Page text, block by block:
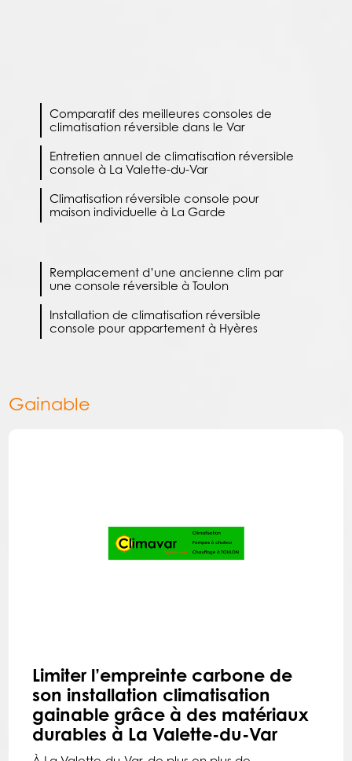
Comparatif des meilleures consoles de
climatisation réversible dans le Var
Entretien annuel de climatisation réversible
console à La Valette-du-Var
Climatisation réversible console pour
maison individuelle à La Garde
Remplacement d’une ancienne clim par
une console réversible à Toulon
Installation de climatisation réversible
console pour appartement à Hyères
Gainable
Limiter l’empreinte carbone de
son installation climatisation
gainable grâce à des matériaux
durables à La Valette-du-Var